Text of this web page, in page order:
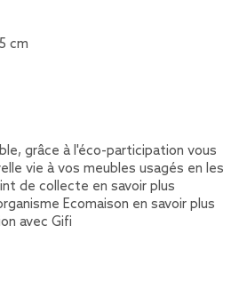
cm
grâce à l'éco-participation vous
vie à vos meubles usagés en les
de collecte en savoir plus
Ecomaison en savoir plus
avec Gifi